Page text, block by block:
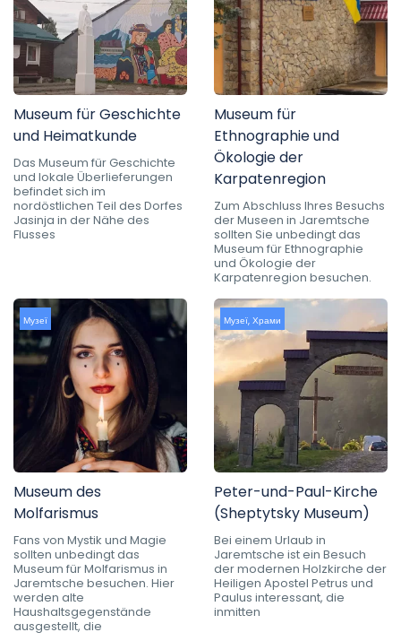
Museum für Geschichte
und Heimatkunde
Das Museum für Geschichte
und lokale Überlieferungen
befindet sich im
nordöstlichen Teil des Dorfes
Jasinja in der Nähe des
Flusses
Museum für
Ethnographie und
Ökologie der
Karpatenregion
Zum Abschluss Ihres Besuchs
der Museen in Jaremtsche
sollten Sie unbedingt das
Museum für Ethnographie
und Ökologie der
Karpatenregion besuchen.
Музеї
Museum des
Molfarismus
Fans von Mystik und Magie
sollten unbedingt das
Museum für Molfarismus in
Jaremtsche besuchen. Hier
werden alte
Haushaltsgegenstände
ausgestellt, die
Музеї, Храми
Peter-und-Paul-Kirche
(Sheptytsky Museum)
Bei einem Urlaub in
Jaremtsche ist ein Besuch
der modernen Holzkirche der
Heiligen Apostel Petrus und
Paulus interessant, die
inmitten